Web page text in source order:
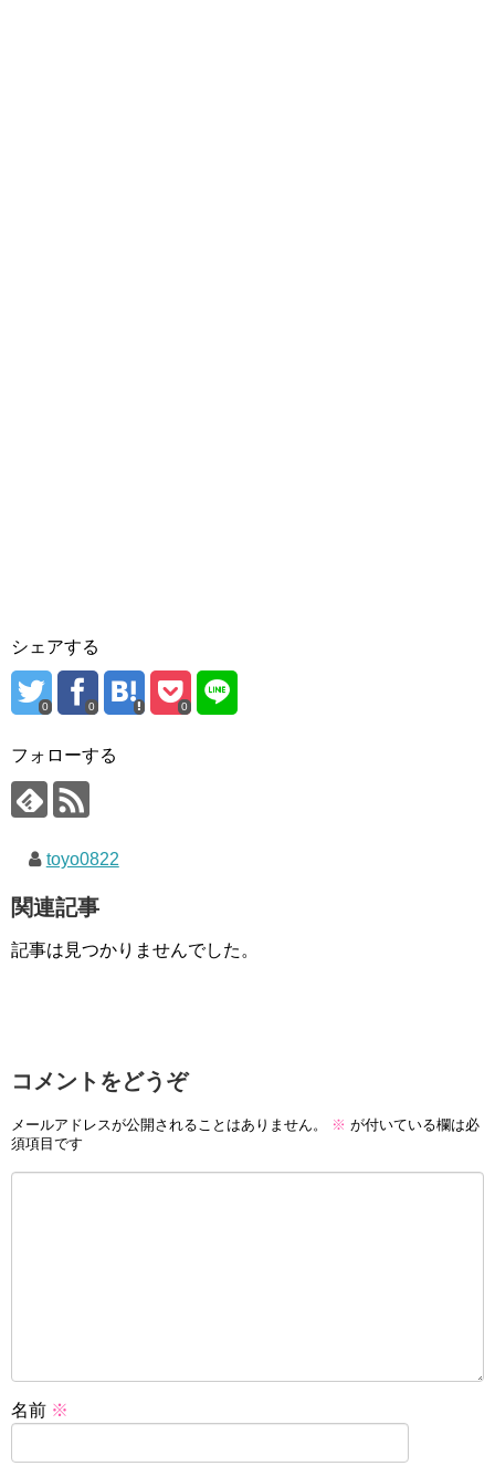
シェアする
0 0 0
フォローする
toyo0822
関連記事
記事は見つかりませんでした。
コメントをどうぞ
メールアドレスが公開されることはありません。 ※ が付いている欄は必
須項目です
名前 ※